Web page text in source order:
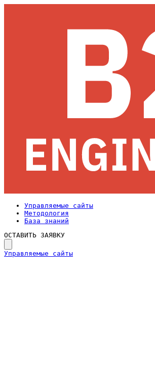
Управляемые сайты
Методология
База знаний
ОСТАВИТЬ ЗАЯВКУ
Управляемые сайты